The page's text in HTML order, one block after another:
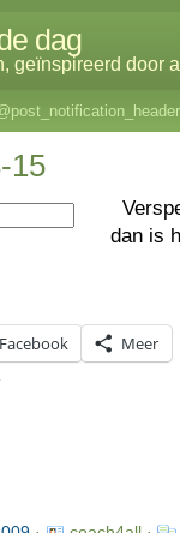
dag
geïnspireerd door
15
dan is
Facebook Meer